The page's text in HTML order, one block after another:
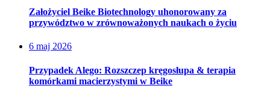
Założyciel Beike Biotechnology uhonorowany za
przywództwo w zrównoważonych naukach o życiu
6 maj 2026
Przypadek Alego: Rozszczep kręgosłupa & terapia
komórkami macierzystymi w Beike